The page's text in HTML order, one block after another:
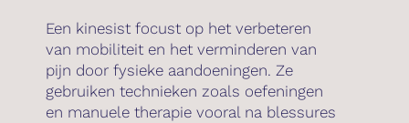
Een kinesist focust op het verbeteren
van mobiliteit en het verminderen van
pijn door fysieke aandoeningen. Ze
gebruiken technieken zoals oefeningen
en manuele therapie vooral na blessures